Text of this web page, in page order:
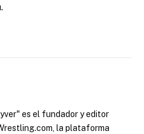
es el fundador y editor
la plataforma